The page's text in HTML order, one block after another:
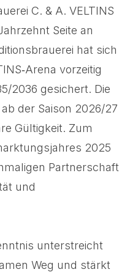
C. & A. VELTINS
Seite an
hat sich
vorzeitig
2036 gesichert. Die
der Saison 2026/27
Gültigkeit. Zum
2025
Partnerschaft
und
unterstreicht
Weg und stärkt